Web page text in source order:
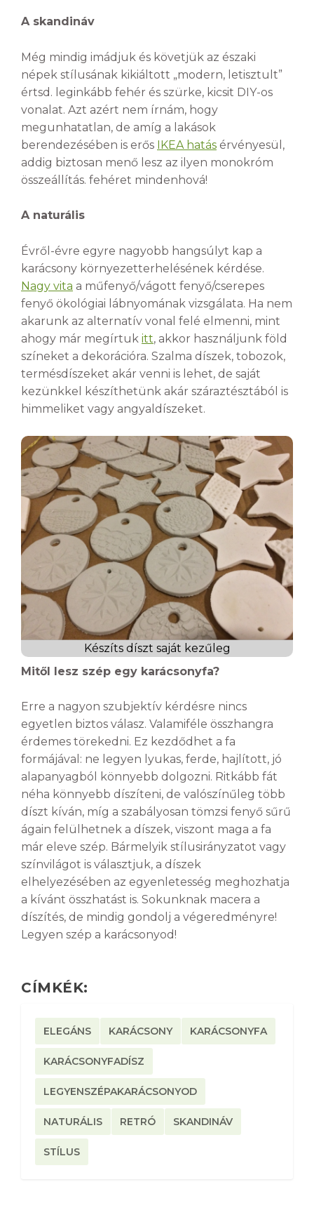
A skandináv
Még mindig imádjuk és követjük az északi
népek stílusának kikiáltott „modern, letisztult”
értsd. leginkább fehér és szürke, kicsit DIY-os
vonalat. Azt azért nem írnám, hogy
megunhatatlan, de amíg a lakások
berendezésében is erős IKEA hatás érvényesül,
addig biztosan menő lesz az ilyen monokróm
összeállítás. fehéret mindenhová!
A naturális
Évről-évre egyre nagyobb hangsúlyt kap a
karácsony környezetterhelésének kérdése.
Nagy vita a műfenyő/vágott fenyő/cserepes
fenyő ökológiai lábnyomának vizsgálata. Ha nem
akarunk az alternatív vonal felé elmenni, mint
ahogy már megírtuk itt, akkor használjunk föld
színeket a dekorációra. Szalma díszek, tobozok,
termésdíszeket akár venni is lehet, de saját
kezünkkel készíthetünk akár száraztésztából is
himmeliket vagy angyaldíszeket.
Készíts díszt saját kezűleg
Mitől lesz szép egy karácsonyfa?
Erre a nagyon szubjektív kérdésre nincs
egyetlen biztos válasz. Valamiféle összhangra
érdemes törekedni. Ez kezdődhet a fa
formájával: ne legyen lyukas, ferde, hajlított, jó
alapanyagból könnyebb dolgozni. Ritkább fát
néha könnyebb díszíteni, de valószínűleg több
díszt kíván, míg a szabályosan tömzsi fenyő sűrű
ágain felülhetnek a díszek, viszont maga a fa
már eleve szép. Bármelyik stílusirányzatot vagy
színvilágot is választjuk, a díszek
elhelyezésében az egyenletesség meghozhatja
a kívánt összhatást is. Sokunknak macera a
díszítés, de mindig gondolj a végeredményre!
Legyen szép a karácsonyod!
CÍMKÉK:
ELEGÁNS KARÁCSONY KARÁCSONYFA
KARÁCSONYFADÍSZ
LEGYENSZÉPAKARÁCSONYOD
NATURÁLIS RETRÓ SKANDINÁV
STÍLUS